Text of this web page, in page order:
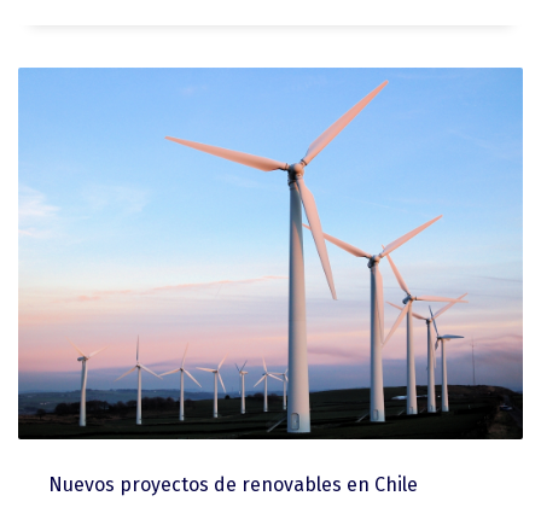
Nuevos proyectos de renovables en Chile